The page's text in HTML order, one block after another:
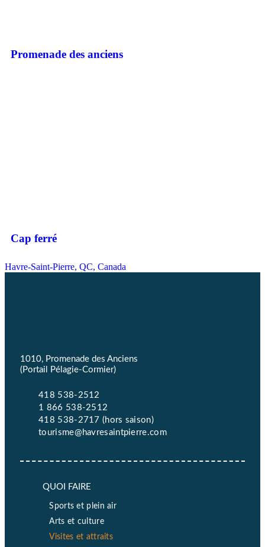
Promenade des anciens
Cap ferré
Havre-Saint-Pierre, QC, Canada
1010, Promenade des Anciens
(Portail Pélagie-Cormier)
418 538-2512
1 866 538-2512
418 538-2717 (hors saison)
tourisme@havresaintpierre.com
QUOI FAIRE
Sports et plein air
Arts et culture
Visites et attraits